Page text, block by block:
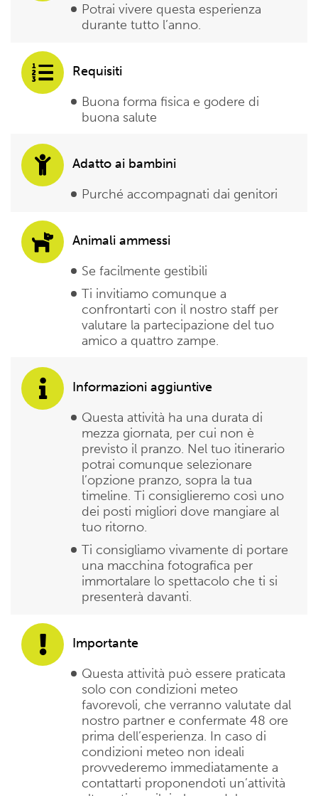
Potrai vivere questa esperienza
durante tutto l’anno.
Requisiti
Buona forma fisica e godere di
buona salute
Adatto ai bambini
Purché accompagnati dai genitori
Animali ammessi
Se facilmente gestibili
Ti invitiamo comunque a
confrontarti con il nostro staff per
valutare la partecipazione del tuo
amico a quattro zampe.
Informazioni aggiuntive
Questa attività ha una durata di
mezza giornata, per cui non è
previsto il pranzo. Nel tuo itinerario
potrai comunque selezionare
l’opzione pranzo, sopra la tua
timeline. Ti consiglieremo così uno
dei posti migliori dove mangiare al
tuo ritorno.
Ti consigliamo vivamente di portare
una macchina fotografica per
immortalare lo spettacolo che ti si
presenterà davanti.
Importante
Questa attività può essere praticata
solo con condizioni meteo
favorevoli, che verranno valutate dal
nostro partner e confermate 48 ore
prima dell’esperienza. In caso di
condizioni meteo non ideali
provvederemo immediatamente a
contattarti proponendoti un’attività